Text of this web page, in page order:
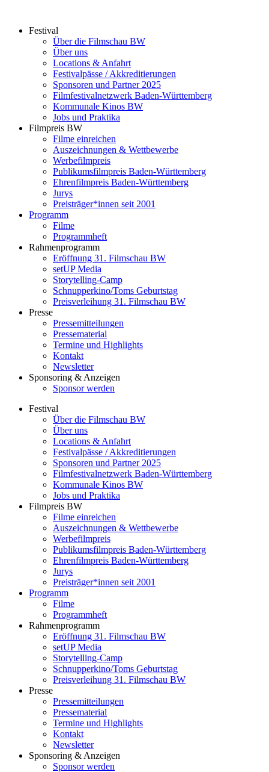
springenFestival
Über die Filmschau BW
Über uns
Locations & Anfahrt
Festivalpässe / Akkreditierungen
Sponsoren und Partner 2025
Filmfestivalnetzwerk ­Baden-Württemberg
Kommunale Kinos BW
Jobs und Praktika
Filmpreis BW
Filme einreichen
Auszeichnungen & Wettbewerbe
Werbefilmpreis
Publikumsfilmpreis Baden-Württemberg
Ehrenfilmpreis Baden-Württemberg
Jurys
Preisträger*innen seit 2001
Programm
Filme
Programmheft
Rahmenprogramm
Eröffnung 31. Filmschau BW
setUP Media
Storytelling-Camp
Schnupperkino/Toms Geburtstag
Preisverleihung 31. Filmschau BW
Presse
Pressemitteilungen
Pressematerial
Termine und Highlights
Kontakt
Newsletter
Sponsoring & Anzeigen
Sponsor werden
Festival
Über die Filmschau BW
Über uns
Locations & Anfahrt
Festivalpässe / Akkreditierungen
Sponsoren und Partner 2025
Filmfestivalnetzwerk ­Baden-Württemberg
Kommunale Kinos BW
Jobs und Praktika
Filmpreis BW
Filme einreichen
Auszeichnungen & Wettbewerbe
Werbefilmpreis
Publikumsfilmpreis Baden-Württemberg
Ehrenfilmpreis Baden-Württemberg
Jurys
Preisträger*innen seit 2001
Programm
Filme
Programmheft
Rahmenprogramm
Eröffnung 31. Filmschau BW
setUP Media
Storytelling-Camp
Schnupperkino/Toms Geburtstag
Preisverleihung 31. Filmschau BW
Presse
Pressemitteilungen
Pressematerial
Termine und Highlights
Kontakt
Newsletter
Sponsoring & Anzeigen
Sponsor werden